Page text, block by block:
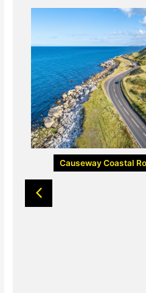
Causeway Coastal